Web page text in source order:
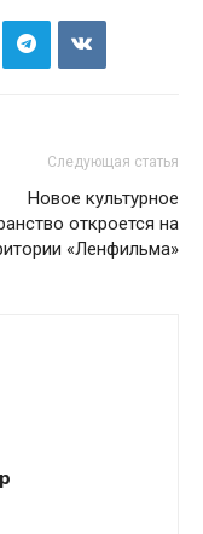
Следующая статья
Новое культурное
откроется на
«Ленфильма»